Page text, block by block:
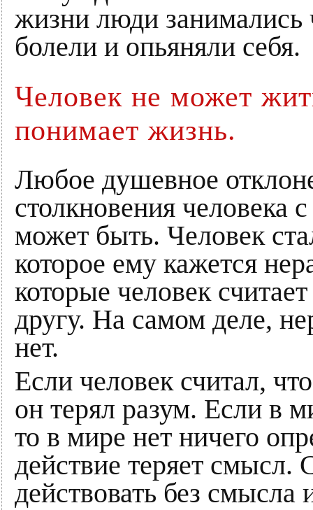
жизни люди
болели и опьяняли себя.
Человек не может
понимает жизнь.
Любое душевное
столкновения человека
может быть. Человек
которое ему кажется
которые человек
другу. На самом деле,
нет.
Если человек считал,
он терял разум. Если в
то в мире нет ничего
действие теряет смысл.
действовать без смысла